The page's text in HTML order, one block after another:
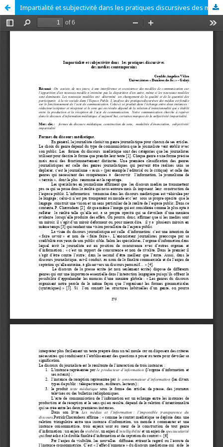
Impartialité et subjectivité dans les pratiques discursives des médias contemporains